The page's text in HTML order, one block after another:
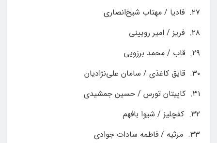
۲۷. فادیا / مهتاب شیخ‌انصاری
۲۸. فریز / امیر رویینی
۲۹. قاب / محمد برزویی
۳۰. قایق کاغذی / سامان علی‌نژادیان
۳۱. کاپیتان تورس / حسین جمشیدی
۳۲. کفچلیز / شیوا بافهم
۳۳. مرثیه / فاطمه سادات جوادی